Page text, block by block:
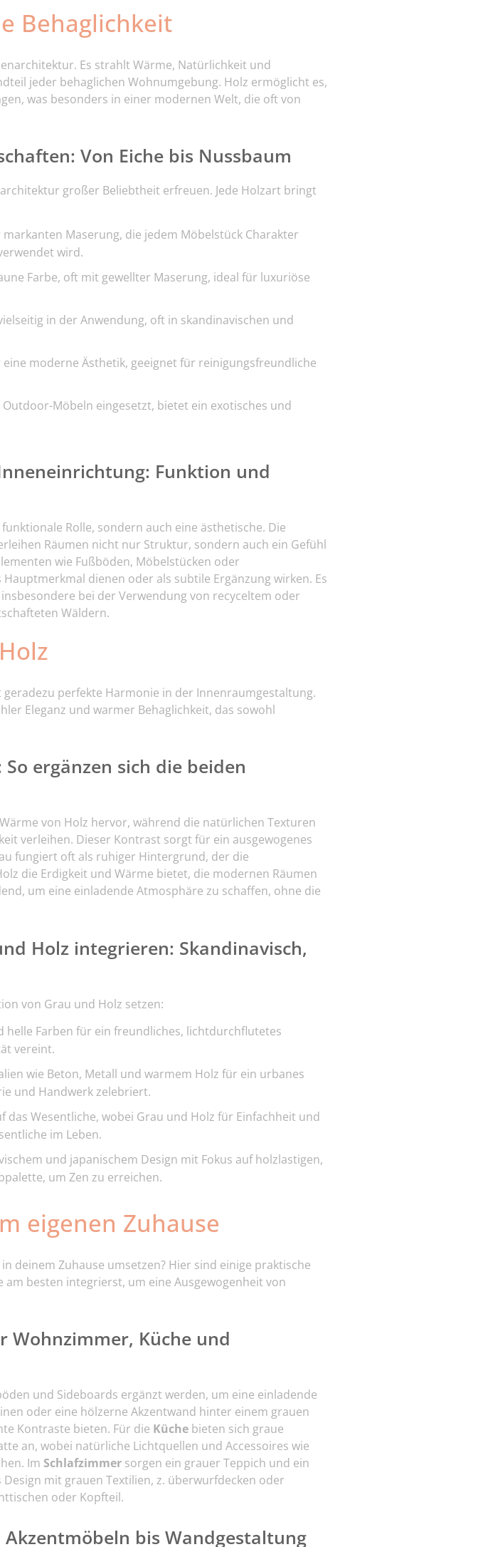
Behaglichkeit
Es strahlt Wärme, Natürlichkeit und
jeder behaglichen Wohnumgebung. Holz ermöglicht es,
was besonders in einer modernen Welt, die oft von
Von Eiche bis Nussbaum
großer Beliebtheit erfreuen. Jede Holzart bringt
Maserung, die jedem Möbelstück Charakter
wird.
Farbe, oft mit gewellter Maserung, ideal für luxuriöse
in der Anwendung, oft in skandinavischen und
moderne Ästhetik, geeignet für reinigungsfreundliche
Möbeln eingesetzt, bietet ein exotisches und
Funktion und
Rolle, sondern auch eine ästhetische. Die
Räumen nicht nur Struktur, sondern auch ein Gefühl
wie Fußböden, Möbelstücken oder
dienen oder als subtile Ergänzung wirken. Es
bei der Verwendung von recyceltem oder
Wäldern.
perfekte Harmonie in der Innenraumgestaltung.
Eleganz und warmer Behaglichkeit, das sowohl
ergänzen sich die beiden
von Holz hervor, während die natürlichen Texturen
verleihen. Dieser Kontrast sorgt für ein ausgewogenes
fungiert oft als ruhiger Hintergrund, der die
die Erdigkeit und Wärme bietet, die modernen Räumen
um eine einladende Atmosphäre zu schaffen, ohne die
Holz integrieren: Skandinavisch,
von Grau und Holz setzen:
helle Farben für ein freundliches, lichtdurchflutetes
vereint.
wie Beton, Metall und warmem Holz für ein urbanes
und Handwerk zelebriert.
das Wesentliche, wobei Grau und Holz für Einfachheit und
im Leben.
und japanischem Design mit Fokus auf holzlastigen,
um Zen zu erreichen.
eigenen Zuhause
deinem Zuhause umsetzen? Hier sind einige praktische
besten integrierst, um eine Ausgewogenheit von
Wohnzimmer, Küche und
und Sideboards ergänzt werden, um eine einladende
oder eine hölzerne Akzentwand hinter einem grauen
Kontraste bieten. Für die Küche bieten sich graue
an, wobei natürliche Lichtquellen und Accessoires wie
Im Schlafzimmer sorgen ein grauer Teppich und ein
mit grauen Textilien, z. überwurfdecken oder
oder Kopfteil.
Akzentmöbeln bis Wandgestaltung